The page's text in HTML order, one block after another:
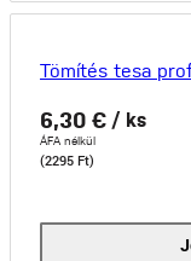
Tömítés tesa
6,30 € / ks
ÁFA nélkül
(2295 Ft)